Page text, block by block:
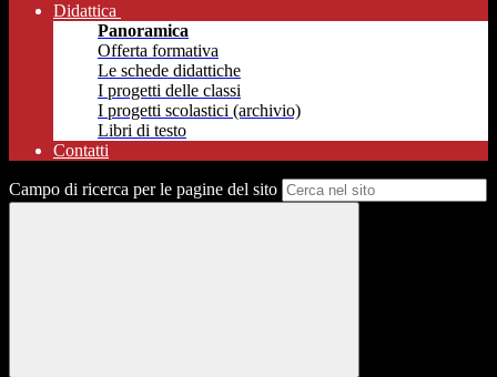
Didattica
Panoramica
Offerta formativa
Le schede didattiche
I progetti delle classi
I progetti scolastici (archivio)
Libri di testo
Contatti
Campo di ricerca per le pagine del sito